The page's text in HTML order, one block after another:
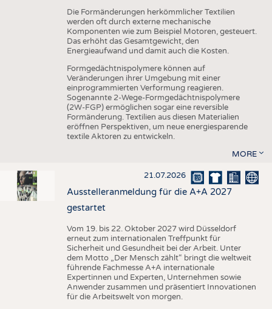
Die Formänderungen herkömmlicher Textilien
werden oft durch externe mechanische
Komponenten wie zum Beispiel Motoren, gesteuert.
Das erhöht das Gesamtgewicht, den
Energieaufwand und damit auch die Kosten.
Formgedächtnispolymere können auf
Veränderungen ihrer Umgebung mit einer
einprogrammierten Verformung reagieren.
Sogenannte 2-Wege-Formgedächtnispolymere
(2W-FGP) ermöglichen sogar eine reversible
Formänderung. Textilien aus diesen Materialien
eröffnen Perspektiven, um neue energiesparende
textile Aktoren zu entwickeln.
MORE
21.07.2026
Ausstelleranmeldung für die A+A 2027
gestartet
Vom 19. bis 22. Oktober 2027 wird Düsseldorf
erneut zum internationalen Treffpunkt für
Sicherheit und Gesundheit bei der Arbeit. Unter
dem Motto „Der Mensch zählt“ bringt die weltweit
führende Fachmesse A+A internationale
Expertinnen und Experten, Unternehmen sowie
Anwender zusammen und präsentiert Innovationen
für die Arbeitswelt von morgen.